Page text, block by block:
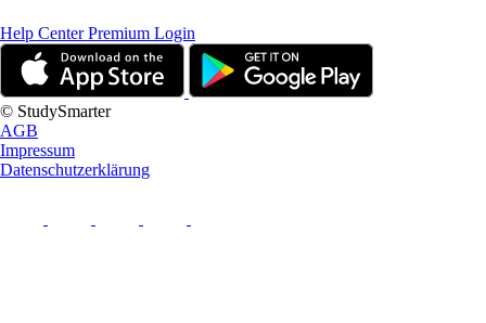
Help CenterPremium Login
© StudySmarter
AGB
Impressum
Datenschutzerklärung